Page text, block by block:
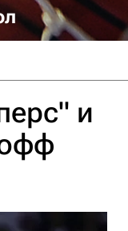
и